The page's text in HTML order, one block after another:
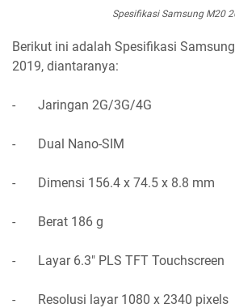
Spesifikasi Samsung M20
Berikut ini adalah Spesifikasi
2019, diantaranya:
- Jaringan 2G/3G/4G
- Dual Nano-SIM
- Dimensi 156.4 x 74.5 x 8.8 mm
- Berat 186 g
- Layar 6.3" PLS TFT Touchscreen
- Resolusi layar 1080 x 2340 pixels